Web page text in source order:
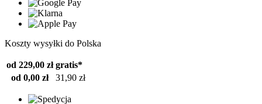
Koszty wysyłki do Polska
od 229,00 zł gratis*
od 0,00 zł
31,90 zł